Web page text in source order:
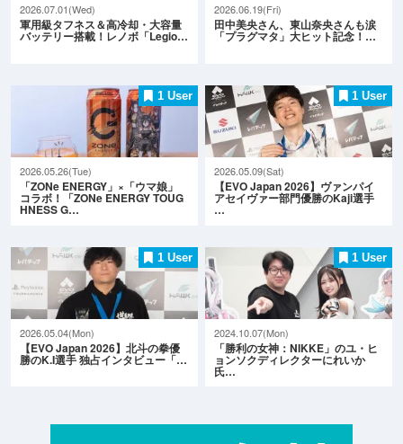
2026.07.01(Wed)
軍用級タフネス＆高冷却・大容量
バッテリー搭載！レノボ「Legio…
2026.06.19(Fri)
田中美央さん、東山奈央さんも涙
「プラグマタ」大ヒット記念！…
1 User
2026.05.26(Tue)
「ZONe ENERGY」×「ウマ娘」
コラボ！「ZONe ENERGY TOUG
HNESS G…
1 User
2026.05.09(Sat)
【EVO Japan 2026】ヴァンパイ
アセイヴァー部門優勝のKaji選手
…
1 User
2026.05.04(Mon)
【EVO Japan 2026】北斗の拳優
勝のK.I選手 独占インタビュー「…
1 User
2024.10.07(Mon)
「勝利の女神：NIKKE」のユ・ヒ
ョンソクディレクターにれいか
氏…